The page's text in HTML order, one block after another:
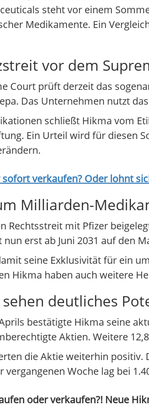
steht vor einem
Medikamente. Ein
vor dem
Court prüft derzeit das
Das Unternehmen nutzt
schließt Hikma vom
Ein Urteil wird für diesen
sofort verkaufen? Oder lohnt
Milliarden-
Rechtsstreit mit Pfizer
erst ab Juni 2031 auf den
seine Exklusivität für ein
Hikma haben auch weitere
deutliches
bestätigte Hikma seine
Aktien. Weitere
die Aktie weiterhin positiv.
vergangenen Woche lag bei
oder verkaufen?! Neue